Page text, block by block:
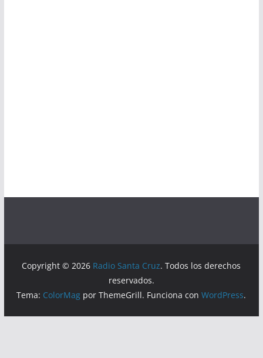
Copyright © 2026 Radio Santa Cruz. Todos los derechos
reservados.
Tema: ColorMag por ThemeGrill. Funciona conWordPress.